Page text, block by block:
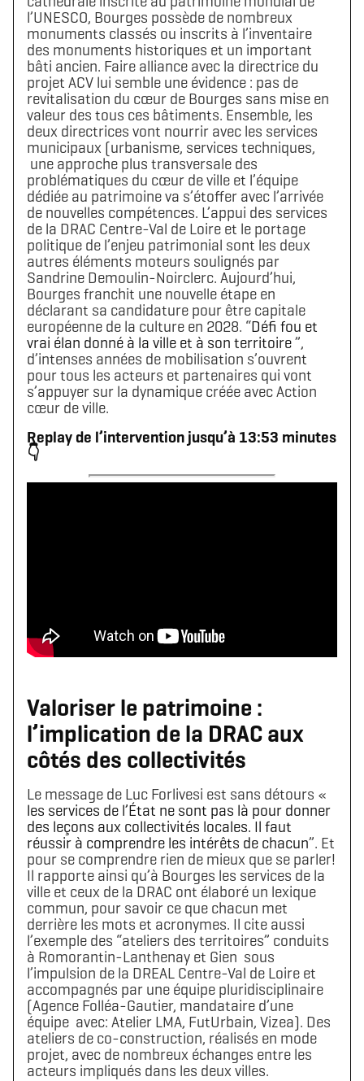
l’UNESCO, Bourges possède de nombreux
monuments classés ou inscrits à l’inventaire
des monuments historiques et un important
bâti ancien. Faire alliance avec la directrice du
projet ACV lui semble une évidence : pas de
revitalisation du cœur de Bourges sans mise en
valeur des tous ces bâtiments. Ensemble, les
deux directrices vont nourrir avec les services
municipaux (urbanisme, services techniques,
une approche plus transversale des
problématiques du cœur de ville et l’équipe
dédiée au patrimoine va s’étoffer avec l’arrivée
de nouvelles compétences. L’appui des services
de la DRAC Centre-Val de Loire et le portage
politique de l’enjeu patrimonial sont les deux
autres éléments moteurs soulignés par
Sandrine Demoulin-Noirclerc. Aujourd’hui,
Bourges franchit une nouvelle étape en
déclarant sa candidature pour être capitale
européenne de la culture en 2028. “Défi fou et
vrai élan donné à la ville et à son territoire”,
d’intenses années de mobilisation s’ouvrent
pour tous les acteurs et partenaires qui vont
s’appuyer sur la dynamique créée avec Action
cœur de ville.
Replay de l’intervention jusqu’à 13:53 minutes
👇
Valoriser le patrimoine :
l’implication de la DRAC aux
côtés des collectivités
Le message de Luc Forlivesi est sans détours «
les services de l’État ne sont pas là pour donner
des leçons aux collectivités locales. Il faut
réussir à comprendre les intérêts de chacun”. Et
pour se comprendre rien de mieux que se parler!
Il rapporte ainsi qu’à Bourges les services de la
ville et ceux de la DRAC ont élaboré un lexique
commun, pour savoir ce que chacun met
derrière les mots et acronymes. Il cite aussi
l’exemple des “ateliers des territoires” conduits
à Romorantin-Lanthenay et Gien sous
l’impulsion de la DREAL Centre-Val de Loire et
accompagnés par une équipe pluridisciplinaire
(Agence Folléa-Gautier, mandataire d’une
équipe avec: Atelier LMA, FutUrbain, Vizea). Des
ateliers de co-construction, réalisés en mode
projet, avec de nombreux échanges entre les
acteurs impliqués dans les deux villes.